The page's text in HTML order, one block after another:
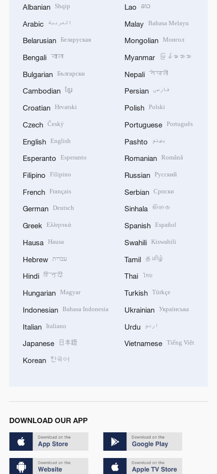
Albanian Shqip
Arabic العربية
Belarusian Беларуская
Bengali বাংলা
Bulgarian Български
Cambodian ខ្មែរ
Croatian Hrvatski
Czech Český
English English
Esperanto Esperanto
Filipino Filipino
French Français
German Deutsch
Greek Ελληνικά
Hausa Hausa
Hebrew עברית
Hindi हिन्दी
Hungarian Magyar
Indonesian Bahasa Indonesia
Italian Italiano
Japanese 日本語
Korean 한국어
Lao ລາວ
Malay Bahasa Melayu
Mongolian Монгол
Myanmar မြန်မာဘာသာ
Nepali नेपाली
Persian فارسی
Polish Polski
Portuguese Português
Pashto پښتو
Romanian Română
Russian Русский
Serbian Српски
Sinhala සිංහල
Spanish Español
Swahili Kiswahili
Tamil தமிழ்
Thai ไทย
Turkish Türkçe
Ukrainian Українська
Urdu اردو
Vietnamese Tiếng Việt
DOWNLOAD OUR APP